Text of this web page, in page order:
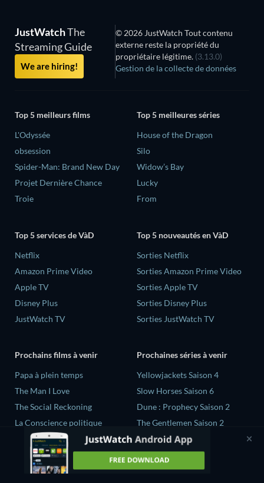
JustWatchThe
Streaming Guide
We are hiring!
© 2026 JustWatch Tout contenu
externe reste la propriété du
propriétaire légitime. (3.13.0)
Gestion de la collecte de données
Top 5 meilleurs films
L'Odyssée
obsession
Spider-Man: Brand New Day
Projet Dernière Chance
Troie
Top 5 meilleures séries
House of the Dragon
Silo
Widow’s Bay
Lucky
From
Top 5 services de VàD
Netflix
Amazon Prime Video
Apple TV
Disney Plus
JustWatch TV
Top 5 nouveautés en VàD
Sorties Netflix
Sorties Amazon Prime Video
Sorties Apple TV
Sorties Disney Plus
Sorties JustWatch TV
Prochains films à venir
‎Papa à plein temps
The Man I Love
The Social Reckoning
La Conscience politique
In All My Journeys I Am
Returning
Prochaines séries à venir
Yellowjackets Saison 4
Slow Horses Saison 6
Dune : Prophecy Saison 2
The Gentlemen Saison 2
Love Is Blind: UK Saison 3